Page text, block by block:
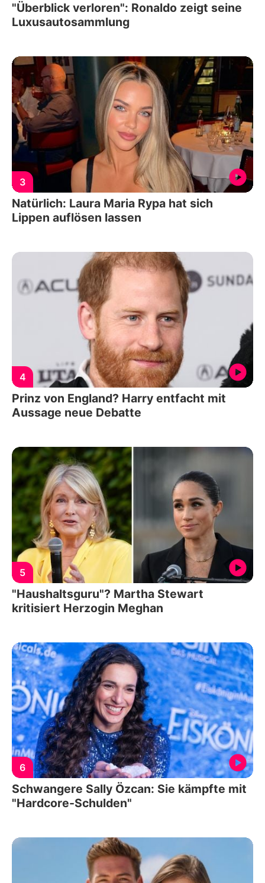
"Überblick verloren": Ronaldo zeigt seine
Luxusautosammlung
3
Natürlich: Laura Maria Rypa hat sich
Lippen auflösen lassen
4
Prinz von England? Harry entfacht mit
Aussage neue Debatte
5
"Haushaltsguru"? Martha Stewart
kritisiert Herzogin Meghan
6
Schwangere Sally Özcan: Sie kämpfte mit
"Hardcore-Schulden"